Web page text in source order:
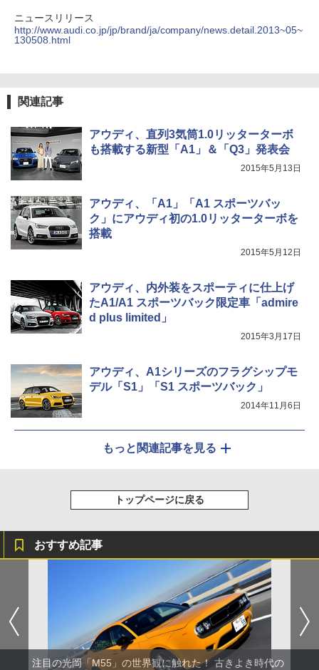
ニュースリリース
http://www.audi.co.jp/jp/brand/ja/company/news.detail.2013~05~
130508.html
関連記事
アウディ、直列3気筒1.0リッターターボ
も搭載する新型「A1」＆「Q3」発表会
2015年5月13日
アウディ、「A1」「A1 スポーツバッ
ク」にアウディ初の1.0リッターターボを
搭載
2015年5月12日
アウディ、内外装をスポーティに仕上げ
たA1/A1 スポーツバック限定車「admire
d plus limited」
2015年3月17日
アウディ、A1シリーズのフラグシップモ
デル「S1」「S1 スポーツバック」
2014年11月6日
もっと関連記事を見る
トップページに戻る
おすすめ記事
注目の光岡「M55」の世界観に触れた！ 古きよき時代の